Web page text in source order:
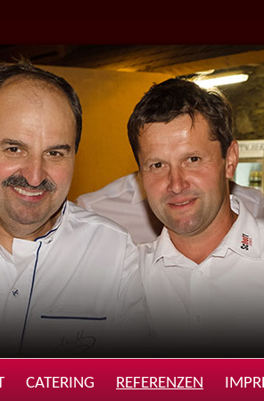
CATERING REFERENZEN